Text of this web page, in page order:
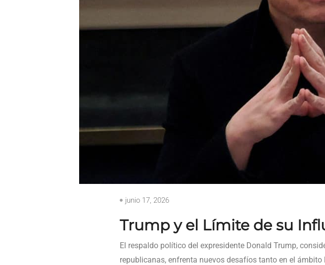
junio 17, 2026
Trump y el Límite de su
El respaldo político del expresidente Donald Trump,
republicanas, enfrenta nuevos desafíos tanto en el